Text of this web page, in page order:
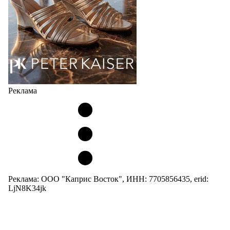
05.08.2026 2306
Реклама
Реклама: ООО "Каприс Восток", ИНН: 7705856435, erid:
LjN8K34jk